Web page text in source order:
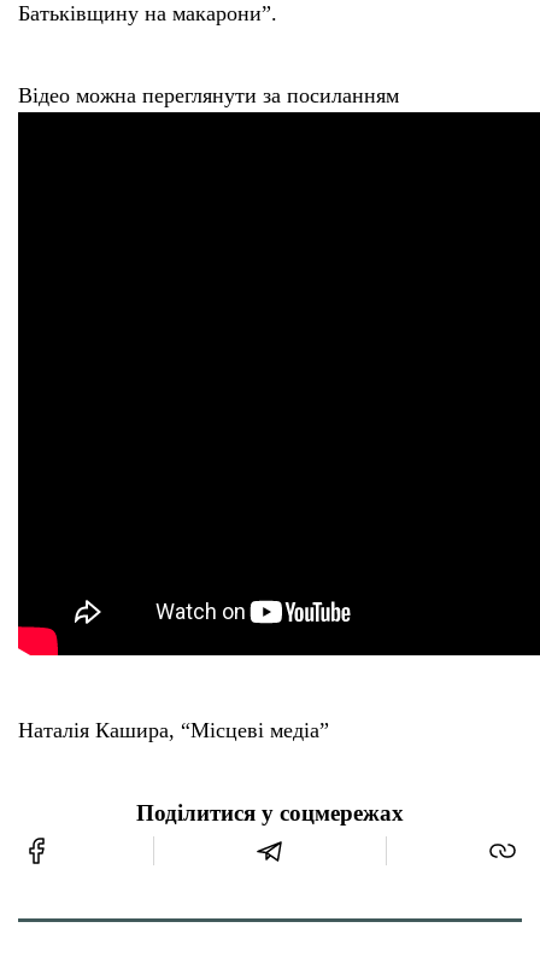
Батьківщину на макарони”.
Відео можна переглянути за посиланням
Наталія Кашира, “Місцеві медіа”
Поділитися у соцмережах